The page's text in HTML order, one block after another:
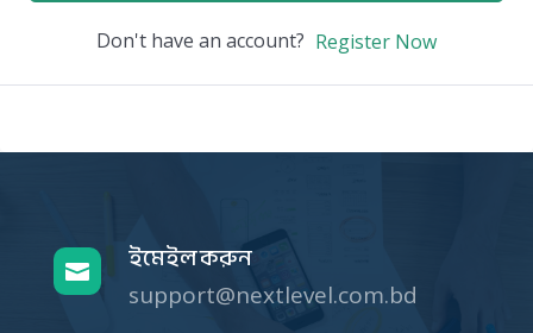
Don't have an account? Register Now
 ইমেইল করুন
support@nextlevel.com.bd